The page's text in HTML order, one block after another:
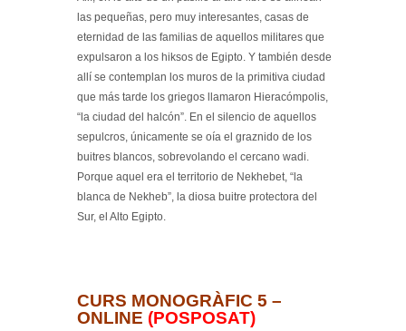
las pequeñas, pero muy interesantes, casas de
eternidad de las familias de aquellos militares que
expulsaron a los hiksos de Egipto. Y también desde
allí se contemplan los muros de la primitiva ciudad
que más tarde los griegos llamaron Hieracómpolis,
“la ciudad del halcón”. En el silencio de aquellos
sepulcros, únicamente se oía el graznido de los
buitres blancos, sobrevolando el cercano wadi.
Porque aquel era el territorio de Nekhebet, “la
blanca de Nekheb”, la diosa buitre protectora del
Sur, el Alto Egipto.
CURS MONOGRÀFIC 5 –
ONLINE (POSPOSAT)